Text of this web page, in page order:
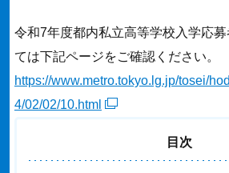
令和7年度都内私立高等学校入学応
ては下記ページをご確認ください。
https://www.metro.tokyo.lg.jp/tosei/
4/02/02/10.html
目次